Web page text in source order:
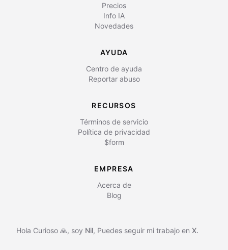
Precios
Info IA
Novedades
AYUDA
Centro de ayuda
Reportar abuso
RECURSOS
Términos de servicio
Política de privacidad
$form
EMPRESA
Acerca de
Blog
Hola Curioso 🙏, soy Nil, Puedes seguir mi trabajo en X.